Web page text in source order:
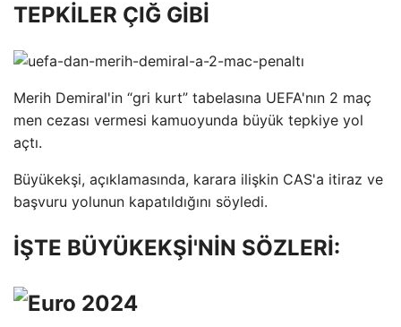
TEPKİLER ÇIĞ GİBİ
Merih Demiral'in “gri kurt” tabelasına UEFA'nın 2 maç
men cezası vermesi kamuoyunda büyük tepkiye yol
açtı.
Büyükekşi, açıklamasında, karara ilişkin CAS'a itiraz ve
başvuru yolunun kapatıldığını söyledi.
İŞTE BÜYÜKEKŞİ'NİN SÖZLERİ: